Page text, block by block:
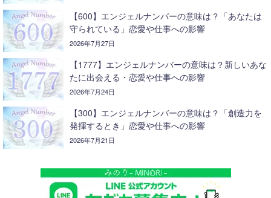
【600】エンジェルナンバーの意味は？「あなたは
守られている」恋愛や仕事への影響
2026年7月27日
【1777】エンジェルナンバーの意味は？新しいあな
たに出会える・恋愛や仕事への影響
2026年7月24日
【300】エンジェルナンバーの意味は？「創造力を
発揮するとき」恋愛や仕事への影響
2026年7月21日